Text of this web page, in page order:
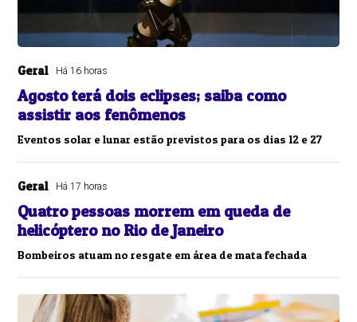
Geral Há 16 horas
Agosto terá dois eclipses; saiba como
assistir aos fenômenos
Eventos solar e lunar estão previstos para os dias 12 e 27
Geral Há 17 horas
Quatro pessoas morrem em queda de
helicóptero no Rio de Janeiro
Bombeiros atuam no resgate em área de mata fechada